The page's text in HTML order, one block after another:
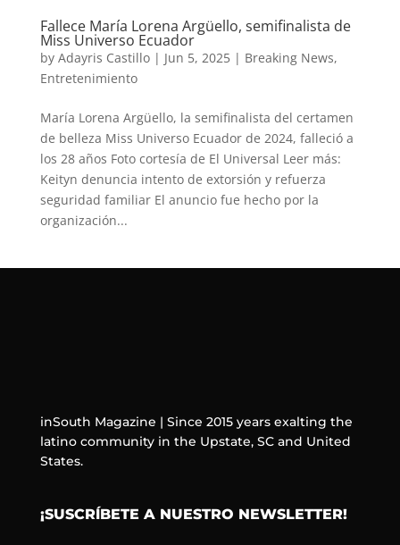
Fallece María Lorena Argüello, semifinalista de
Miss Universo Ecuador
by Adayris Castillo| Jun 5, 2025| Breaking News,
Entretenimiento
María Lorena Argüello, la semifinalista del certamen
de belleza Miss Universo Ecuador de 2024, falleció a
los 28 años Foto cortesía de El Universal Leer más:
Keityn denuncia intento de extorsión y refuerza
seguridad familiar El anuncio fue hecho por la
organización...
inSouth Magazine | Since 2015 years exalting the
latino community in the Upstate, SC and United
States.
¡SUSCRÍBETE A NUESTRO NEWSLETTER!